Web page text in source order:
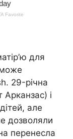
для
29-річна
і
але
дозволяли
перенесла